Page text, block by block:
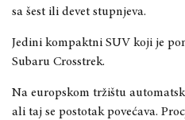
sa šest ili devet stupnjeva.
Jedini kompaktni SUV koji je
Subaru Crosstrek.
Na europskom tržištu
ali taj se postotak povećava.